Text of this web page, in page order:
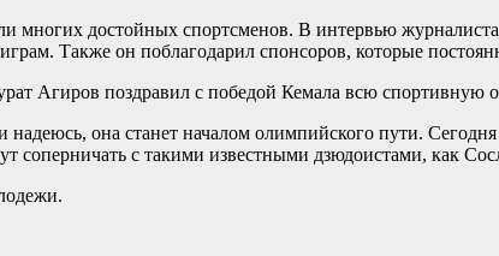
достойных спортсменов. В интервью
Также он поблагодарил спонсоров, которые
Агиров поздравил с победой Кемала всю спортивную
она станет началом олимпийского пути.
соперничать с такими известными дзюдоистами, как